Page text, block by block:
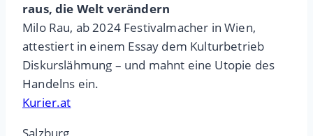
raus, die Welt verändern
Milo Rau, ab 2024 Festivalmacher in Wien,
attestiert in einem Essay dem Kulturbetrieb
Diskurslähmung – und mahnt eine Utopie des
Handelns ein.
Kurier.at